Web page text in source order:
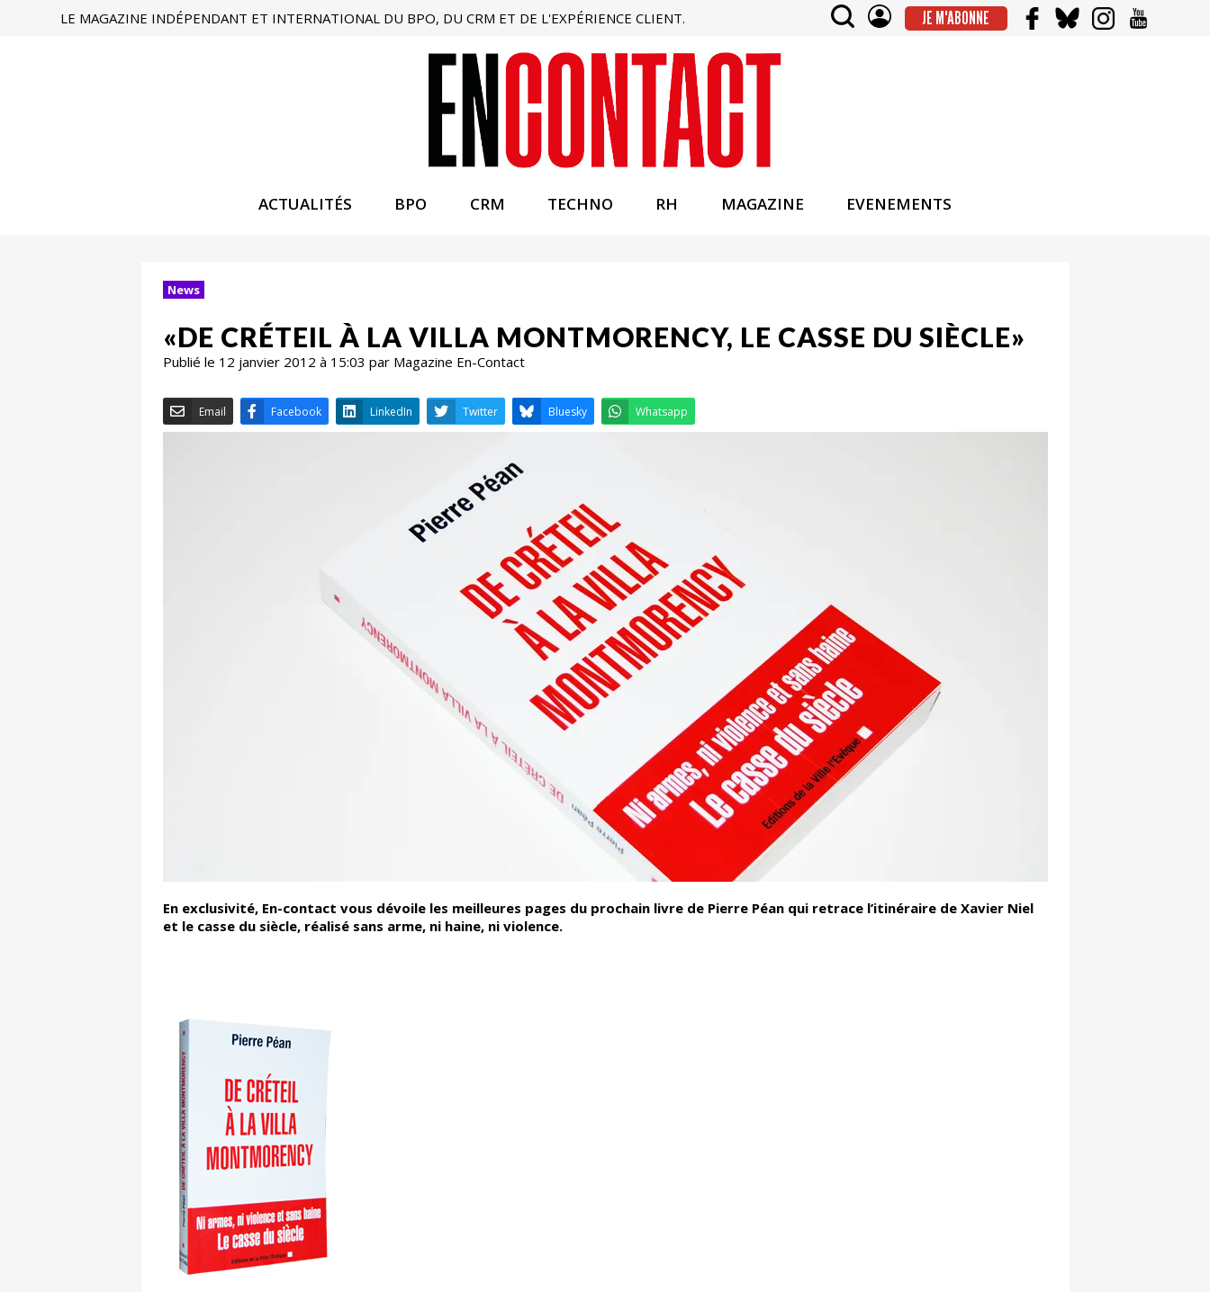
LE MAGAZINE INDÉPENDANT ET INTERNATIONAL DU BPO, DU CRM ET DE L'EXPÉRIENCE CLIENT. JE M'ABONNE
ACTUALITÉS BPO CRM TECHNO RH MAGAZINE EVENEMENTS
News
«DE CRÉTEIL À LA VILLA MONTMORENCY, LE CASSE DU SIÈCLE»
Publié le 12 janvier 2012 à 15:03 par Magazine En-Contact
LinkedIn Twitter
En exclusivité, En-contact vous dévoile les meilleures pages du prochain livre de Pierre Péan qui retrace l’itinéraire de Xavier Niel
et le casse du siècle, réalisé sans arme, ni haine, ni violence.